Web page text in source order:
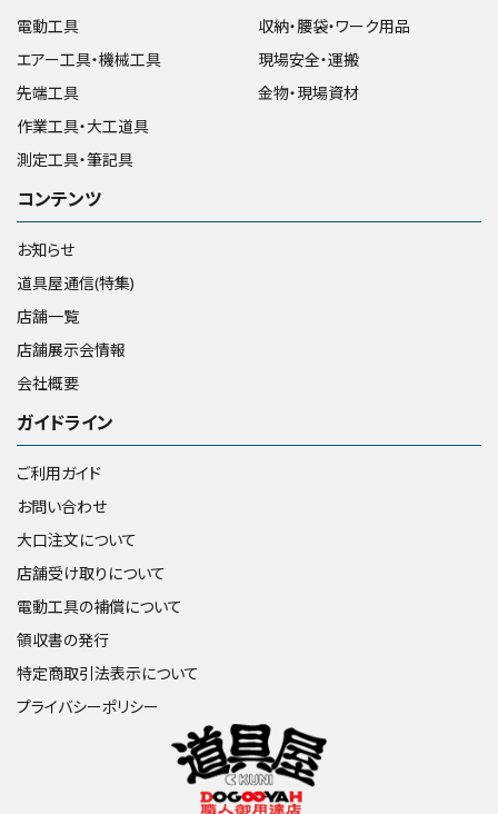
電動工具
エアー工具・機械工具
先端工具
作業工具・大工道具
測定工具・筆記具
収納・腰袋・ワーク用品
現場安全・運搬
金物・現場資材
コンテンツ
お知らせ
道具屋通信(特集)
店舗一覧
店舗展示会情報
会社概要
ガイドライン
ご利用ガイド
お問い合わせ
大口注文について
店舗受け取りについて
電動工具の補償について
領収書の発行
特定商取引法表示について
プライバシーポリシー